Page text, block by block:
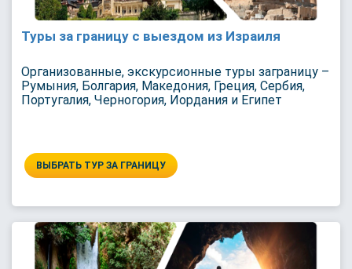
Туры за границу с выездом из Израиля
Организованные, экскурсионные туры заграницу –
Румыния, Болгария, Македония, Греция, Сербия,
Португалия, Черногория, Иордания и Египет
ВЫБРАТЬ ТУР ЗА ГРАНИЦУ